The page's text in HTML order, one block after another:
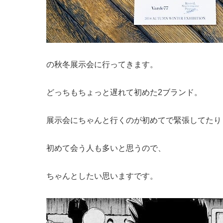
の秋冬展示会に行ってきます。
どっちもちょっと遅れて初めた2ブランド。
展示会にちゃんと行くのが初めてで緊張してた
初めて会う人も多いと思うので、
ちゃんとしたい思いますです。